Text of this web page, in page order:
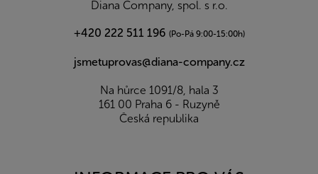
Diana Company, spol. s r.o.
+420 222 511 196 (Po-Pá 9:00-15:00h)
jsmetuprovas@diana-company.cz
Na hůrce 1091/8, hala 3
161 00 Praha 6 - Ruzyně
Česká republika